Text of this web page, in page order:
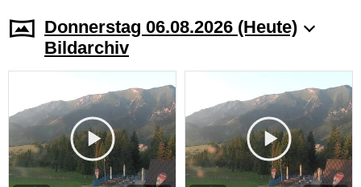
Donnerstag 06.08.2026 (Heute)
Bildarchiv